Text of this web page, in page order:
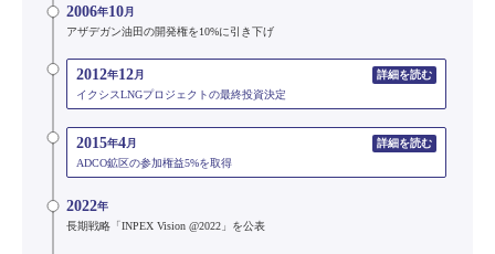
2006年10月
アザデガン油田の開発権を10%に引き下げ
2012年12月
詳細を読む
イクシスLNGプロジェクトの最終投資決定
2015年4月
詳細を読む
ADCO鉱区の参加権益5%を取得
2022年
長期戦略「INPEX Vision @2022」を公表